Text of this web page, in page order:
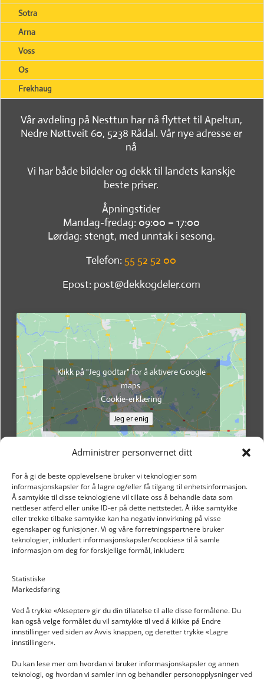
Administrer personvernet ditt
For å gi de beste opplevelsene bruker vi teknologier som
informasjonskapsler for å lagre og/eller få tilgang til enhetsinformasjon.
Å samtykke til disse teknologiene vil tillate oss å behandle data som
nettleser atferd eller unike ID-er på dette nettstedet. Å ikke samtykke
eller trekke tilbake samtykke kan ha negativ innvirkning på visse
egenskaper og funksjoner. Vi og våre forretningspartnere bruker
teknologier, inkludert informasjonskapsler/«cookies» til å samle
informasjon om deg for forskjellige formål, inkludert:
Statistiske
Markedsføring
Ved å trykke «Aksepter» gir du din tillatelse til alle disse formålene. Du
kan også velge formålet du vil samtykke til ved å klikke på Endre
innstillinger ved siden av Avvis knappen, og deretter trykke «Lagre
innstillinger».
Du kan lese mer om hvordan vi bruker informasjonskapsler og annen
teknologi, og hvordan vi samler inn og behandler personopplysninger ved
Sotra
Arna
Voss
Os
Frekhaug
Vår avdeling på Nesttun har nå flyttet til Apeltun,
Nedre Nøttveit 60, 5238 Rådal. Vår nye adresse er
nå
Vi har både bildeler og dekk til landets kanskje
beste priser.
Åpningstider
Mandag-fredag: 09:00 – 17:00
Lørdag: stengt, med unntak i sesong.
Telefon: 55 52 52 00
Epost: post@dekkogdeler.com
Klikk på "Jeg godtar" for å aktivere Google
maps
Cookie-erklæring
Jeg er enig
INFORMASJON